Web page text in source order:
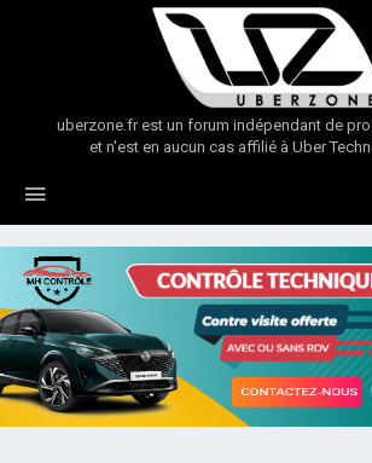
uberzone.fr est un forum indépendant de
et n'est en aucun cas affilié à Uber